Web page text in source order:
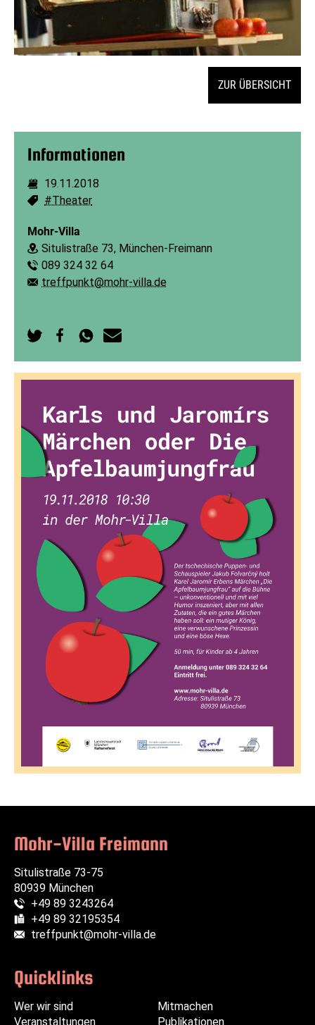
ZUR ÜBERSICHT
Informationen
Dauer:
19.11.2018
Schlagworte:
#Theater
Mohr-Villa
Ort:
Situlistraße 73, München-Freimann
Telefon:
089 324 32 64
E-Mail:
treffpunkt@mohr-villa.de
TwitterFacebookWhatsApp
E-
Mohr-Villa Freimann
Situlistraße 73-75
80939 München
Telefon:
+49 89 3243264
Fax:
+49 89 32195354
E-Mail:
treffpunkt@mohr-villa.de
Quicklinks
überspringen
Wer wir sind
Veranstaltungenüberspringen
Mitmachen
Publikationen